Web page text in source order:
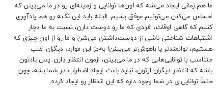
ما هم زمانی ایجاد می‌شه که اون‌ها توانایی‌ و زمینه‌ای رو در ما می‌بینن که
احساس می‌کنن می‌تونیم موفق بشیم. البته باید این نکته رو هم یادآوری
کنیم که گاهی اوقات، افرادی که ما رو دوست دارن، نسبت به ما دچار
اشتباهات شناختی ناشی از دوست‌داشتن می‌شن و ما رو از اون‌ چیزی که
هستیم، توانمندتر یا باهوش‌تر می‌بینن! به‌جز این موارد، دیگران اغلب
متناسب با توانایی‌هایی که در ما می‌بینن، ازمون انتظار دارن. پس یادتون
باشه که انتظار دیگران ازتون، نباید باعث ایجاد اضطراب در شما بشه، چون
حتماً توانایی‌ای در شما وجود داره که این انتظار رو ایجاد کرده.